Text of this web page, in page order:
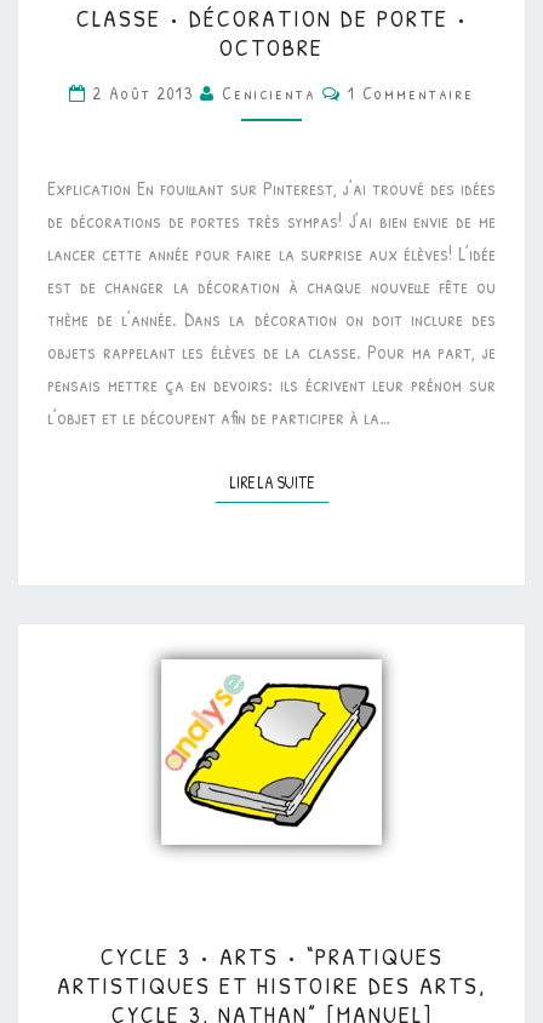
•
DÉCORATION
DE
PORTE
OCTOBRE
CLASSE • DÉCORATION DE PORTE •
OCTOBRE
2 Août 2013 Cenicienta Commentaires
1 Commentaire
Explication En fouillant sur Pinterest, j’ai trouvé des idées
de décorations de portes très sympas! J’ai bien envie de me
lancer cette année pour faire la surprise aux élèves! L’idée
est de changer la décoration à chaque nouvelle fête ou
thème de l’année. Dans la décoration on doit inclure des
objets rappelant les élèves de la classe. Pour ma part, je
pensais mettre ça en devoirs: ils écrivent leur prénom sur
l’objet et le découpent afin de participer à la…
LIRE LA SUITELIRE LA SUITE
3
•
CYCLE 3 • ARTS • “PRATIQUES
ARTISTIQUES ET HISTOIRE DES ARTS,
CYCLE 3, NATHAN” [MANUEL]